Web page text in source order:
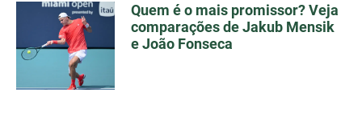
Quem é o mais promissor? Veja
comparações de Jakub Mensik
e João Fonseca